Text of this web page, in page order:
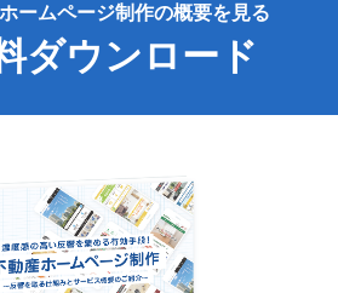
ームページ制作の概要を見る
ダウンロード